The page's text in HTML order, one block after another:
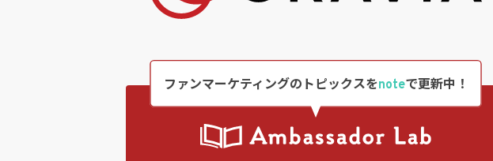
ファンマーケティングのトピックスをnoteで更新中！